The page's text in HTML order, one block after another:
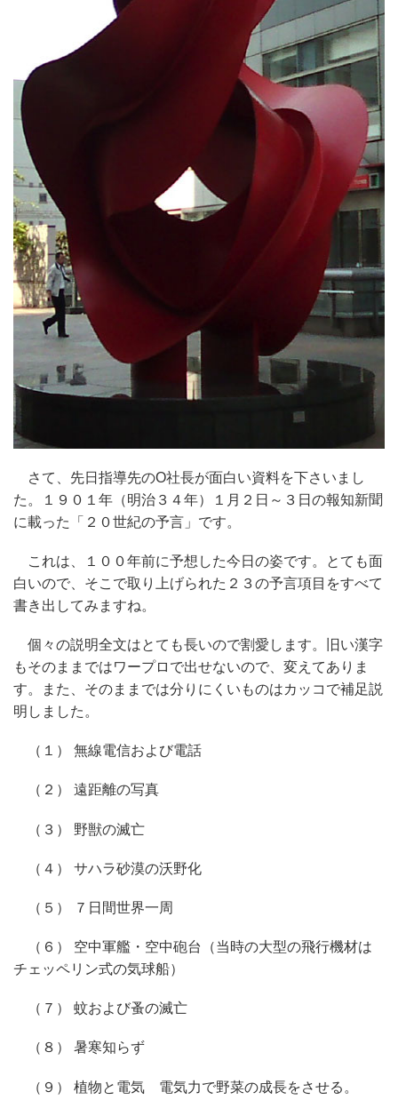
さて、先日指導先のO社長が面白い資料を下さいまし
た。１９０１年（明治３４年）１月２日～３日の報知新聞
に載った「２０世紀の予言」です。
これは、１００年前に予想した今日の姿です。とても面
白いので、そこで取り上げられた２３の予言項目をすべて
書き出してみますね。
個々の説明全文はとても長いので割愛します。旧い漢字
もそのままではワープロで出せないので、変えてありま
す。また、そのままでは分りにくいものはカッコで補足説
明しました。
（１） 無線電信および電話
（２） 遠距離の写真
（３） 野獣の滅亡
（４） サハラ砂漠の沃野化
（５） ７日間世界一周
（６） 空中軍艦・空中砲台（当時の大型の飛行機材は
チェッペリン式の気球船）
（７） 蚊および蚤の滅亡
（８） 暑寒知らず
（９） 植物と電気 電気力で野菜の成長をさせる。